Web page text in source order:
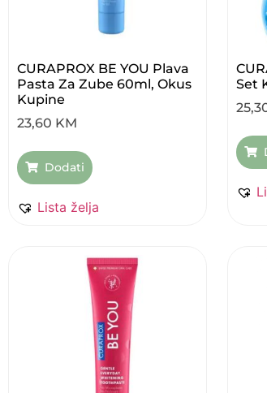
CURAPROX BE YOU Plava
Pasta Za Zube 60ml, Okus
Kupine
23,60 KM
Dodati
Lista želja
Set